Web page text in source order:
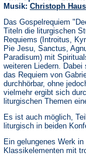
Musik: Christoph
Das Gospelrequiem
Titeln die liturgischen
Requiems (Introitus,
Pie Jesu, Sanctus,
Paradisum) mit
weiteren Liedern. Dabei
das Requiem von
durchhörbar, ohne
vielmehr ergibt sich
liturgischen Themen
Es ist auch möglich,
liturgisch in beiden
Ein gelungenes Werk
Klassikelementen mit